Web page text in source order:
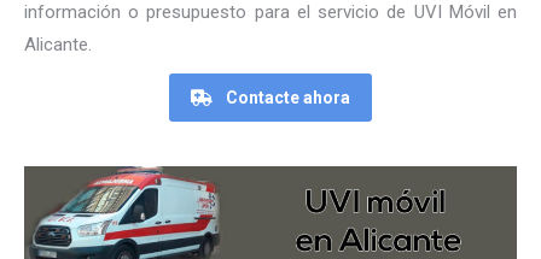
información o presupuesto para el servicio de UVI Móvil en
Alicante.
Contacte ahora